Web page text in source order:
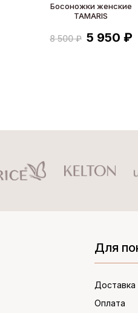
Босоножки женские
TAMARIS
8 500 ₽ 5 950 ₽
Для
Доставка
Оплата